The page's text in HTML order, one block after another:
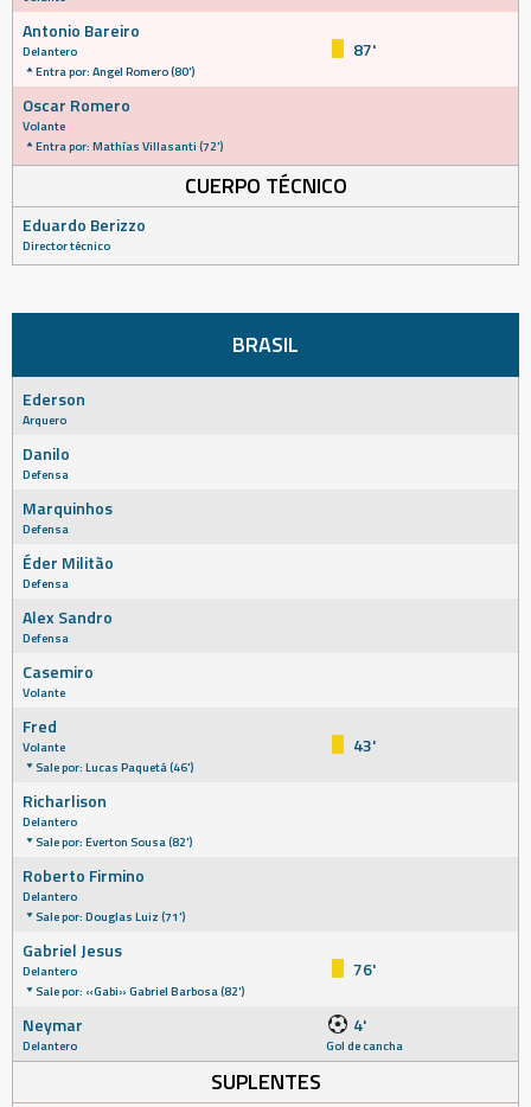
Antonio Bareiro
Delantero
Entra por: Angel Romero (80')
87'
Oscar Romero
Volante
Entra por: Mathías Villasanti (72')
CUERPO TÉCNICO
Eduardo Berizzo
Director técnico
BRASIL
Ederson
Arquero
Danilo
Defensa
Marquinhos
Defensa
Éder Militão
Defensa
Alex Sandro
Defensa
Casemiro
Volante
Fred
Volante
Sale por: Lucas Paquetá (46')
43'
Richarlison
Delantero
Sale por: Everton Sousa (82')
Roberto Firmino
Delantero
Sale por: Douglas Luiz (71')
Gabriel Jesus
Delantero
Sale por: «Gabi» Gabriel Barbosa (82')
76'
Neymar
Delantero
4'
Gol de cancha
SUPLENTES